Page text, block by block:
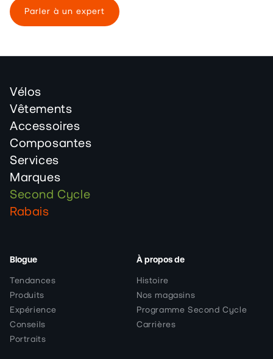
Parler à un expert
Vélos
Vêtements
Accessoires
Composantes
Services
Marques
Second Cycle
Rabais
Blogue
Tendances
Produits
Expérience
Conseils
Portraits
À propos de
Histoire
Nos magasins
Programme Second Cycle
Carrières